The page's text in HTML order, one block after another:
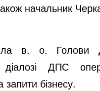
начальник
в. о.
діалозі ДПС
запити бізнесу.